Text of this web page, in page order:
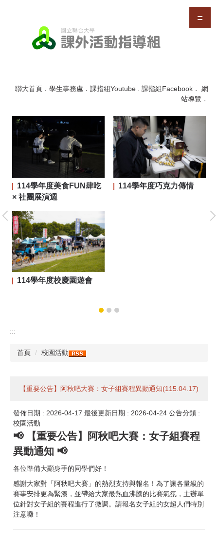
聯大首頁 ． 學生事務處 ． 課指組Youtube . 課指組Facebook ． 網
站導覽 ．
114學年度美食FUN肆吃
× 社團展演週
114學年度巧克力傳情
114學年度校慶園遊會
:::
首頁 校園活動
【重要公告】阿秋吧大賽：女子組賽程異動通知(115.04.17)
發佈日期 : 2026-04-17 最後更新日期 : 2026-04-24 公告分類 :
校園活動
📢 【重要公告】阿秋吧大賽：女子組賽程
異動通知 📢
各位準備大顯身手的同學們好！
感謝大家對「阿秋吧大賽」的熱烈支持與報名！為了讓各量級的
賽事安排更為緊湊，並帶給大家最熱血沸騰的比賽氣氛，主辦單
位針對女子組的賽程進行了微調。請報名女子組的女超人們特別
注意囉！